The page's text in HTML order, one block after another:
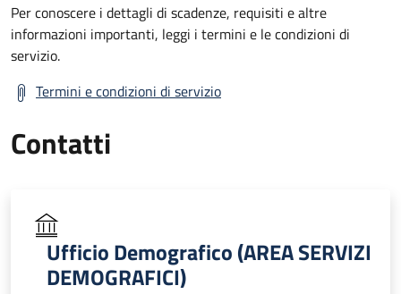
Per conoscere i dettagli di scadenze, requisiti e altre
informazioni importanti, leggi i termini e le condizioni di
servizio.
Termini e condizioni di servizio
Contatti
Ufficio Demografico (AREA SERVIZI
DEMOGRAFICI)